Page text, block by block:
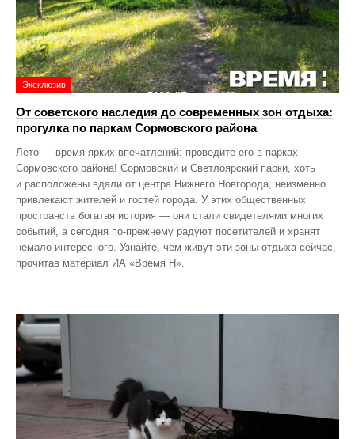
Эксклюзив
От советского наследия до современных зон отдыха:
прогулка по паркам Сормовского района
Лето — время ярких впечатлений: проведите его в парках
Сормовского района! Сормовский и Светлоярский парки, хоть
и расположены вдали от центра Нижнего Новгорода, неизменно
привлекают жителей и гостей города. У этих общественных
пространств богатая история — они стали свидетелями многих
событий, а сегодня по‑прежнему радуют посетителей и хранят
немало интересного. Узнайте, чем живут эти зоны отдыха сейчас,
прочитав материал ИА «Время Н».